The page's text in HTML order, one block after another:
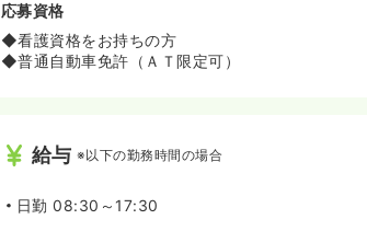
応募資格
◆看護資格をお持ちの方
◆普通自動車免許（ＡＴ限定可）
給与 ※以下の勤務時間の場合
日勤 08:30～17:30